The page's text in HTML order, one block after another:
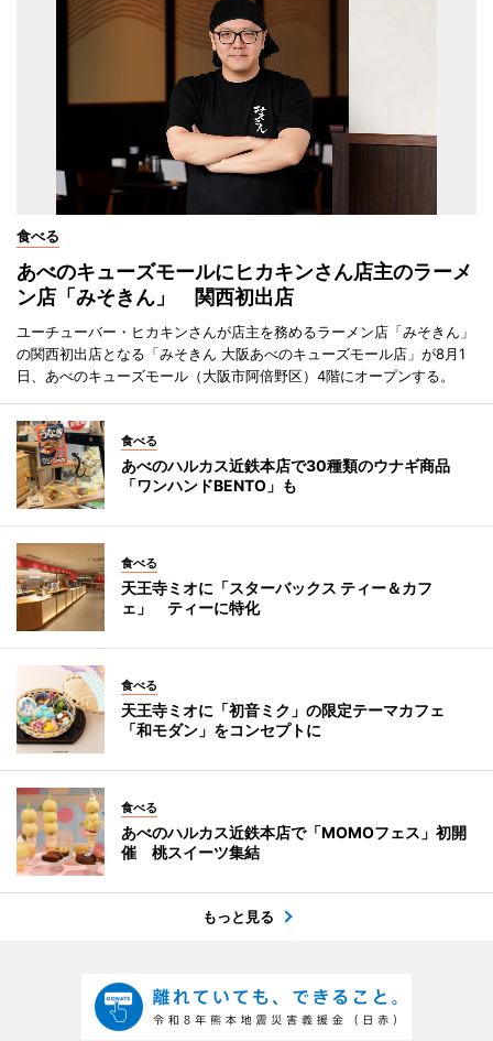
食べる
あべのキューズモールにヒカキンさん店主のラーメ
ン店「みそきん」 関西初出店
ユーチューバー・ヒカキンさんが店主を務めるラーメン店「みそきん」
の関西初出店となる「みそきん 大阪あべのキューズモール店」が8月1
日、あべのキューズモール（大阪市阿倍野区）4階にオープンする。
食べる
あべのハルカス近鉄本店で30種類のウナギ商品
「ワンハンドBENTO」も
食べる
天王寺ミオに「スターバックス ティー＆カフ
ェ」 ティーに特化
食べる
天王寺ミオに「初音ミク」の限定テーマカフェ
「和モダン」をコンセプトに
食べる
あべのハルカス近鉄本店で「MOMOフェス」初開
催 桃スイーツ集結
もっと見る